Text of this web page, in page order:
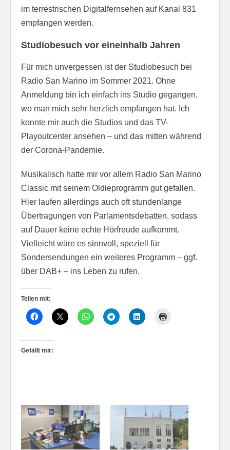
im terrestrischen Digitalfernsehen auf Kanal 831
empfangen werden.
Studiobesuch vor eineinhalb Jahren
Für mich unvergessen ist der Studiobesuch bei
Radio San Marino im Sommer 2021. Ohne
Anmeldung bin ich einfach ins Studio gegangen,
wo man mich sehr herzlich empfangen hat. Ich
konnte mir auch die Studios und das TV-
Playoutcenter ansehen – und das mitten während
der Corona-Pandemie.
Musikalisch hatte mir vor allem Radio San Marino
Classic mit seinem Oldieprogramm gut gefallen.
Hier laufen allerdings auch oft stundenlange
Übertragungen von Parlamentsdebatten, sodass
auf Dauer keine echte Hörfreude aufkommt.
Vielleicht wäre es sinnvoll, speziell für
Sondersendungen ein weiteres Programm – ggf.
über DAB+ – ins Leben zu rufen.
Teilen mit:
Gefällt mir: